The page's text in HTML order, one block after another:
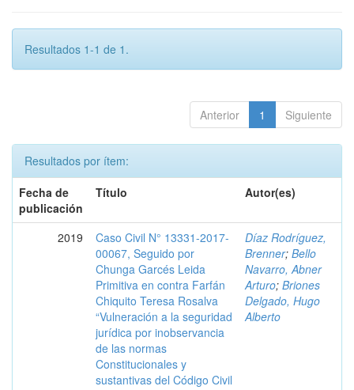
Resultados 1-1 de 1.
Anterior 1 Siguiente
Resultados por ítem:
Fecha de
publicación
Título Autor(es)
2019
Caso Civil N° 13331-2017-
00067, Seguido por
Chunga Garcés Leida
Primitiva en contra Farfán
Chiquito Teresa Rosalva
“Vulneración a la seguridad
jurídica por inobservancia
de las normas
Constitucionales y
sustantivas del Código Civil
Díaz Rodríguez,
Brenner; Bello
Navarro, Abner
Arturo; Briones
Delgado, Hugo
Alberto